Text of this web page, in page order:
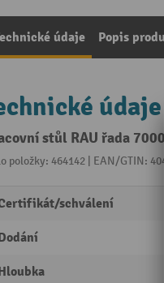
údaje Popis
údaje
stůl RAU řada
položky: 464142 | EAN/GTIN:
schválení